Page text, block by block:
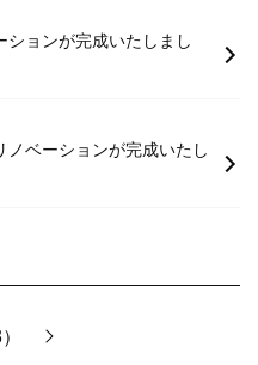
ションが完成いたしまし
ノベーションが完成いたし